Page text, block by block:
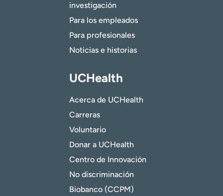
investigación
Para los empleados
Para profesionales
Noticias e historias
UCHealth
Acerca de UCHealth
Carreras
Voluntario
Donar a UCHealth
Centro de Innovación
No discriminación
Biobanco (CCPM)